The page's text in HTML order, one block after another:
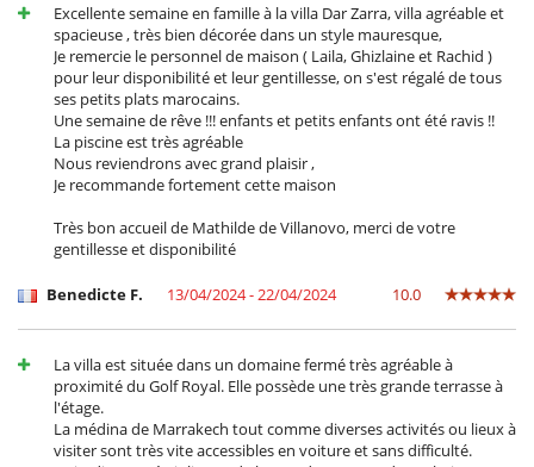
Excellente semaine en famille à la villa Dar Zarra, villa agréable et
spacieuse , très bien décorée dans un style mauresque,
Je remercie le personnel de maison ( Laila, Ghizlaine et Rachid )
pour leur disponibilité et leur gentillesse, on s'est régalé de tous
ses petits plats marocains.
Une semaine de rêve !!! enfants et petits enfants ont été ravis !!
La piscine est très agréable
Nous reviendrons avec grand plaisir ,
Je recommande fortement cette maison
Très bon accueil de Mathilde de Villanovo, merci de votre
gentillesse et disponibilité
Benedicte F. 13/04/2024 - 22/04/2024 10.0
La villa est située dans un domaine fermé très agréable à
proximité du Golf Royal. Elle possède une très grande terrasse à
l'étage.
La médina de Marrakech tout comme diverses activités ou lieux à
visiter sont très vite accessibles en voiture et sans difficulté.